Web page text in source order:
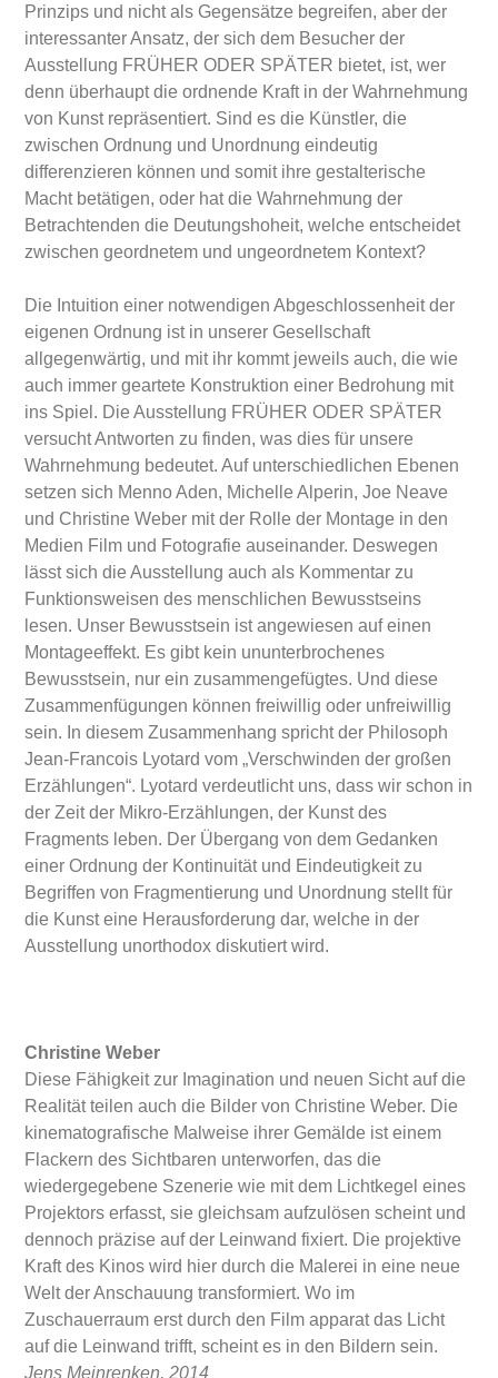
Prinzips und nicht als Gegensätze begreifen, aber der
interessanter Ansatz, der sich dem Besucher der
Ausstellung FRÜHER ODER SPÄTER bietet, ist, wer
denn überhaupt die ordnende Kraft in der Wahrnehmung
von Kunst repräsentiert. Sind es die Künstler, die
zwischen Ordnung und Unordnung eindeutig
differenzieren können und somit ihre gestalterische
Macht betätigen, oder hat die Wahrnehmung der
Betrachtenden die Deutungshoheit, welche entscheidet
zwischen geordnetem und ungeordnetem Kontext?
Die Intuition einer notwendigen Abgeschlossenheit der
eigenen Ordnung ist in unserer Gesellschaft
allgegenwärtig, und mit ihr kommt jeweils auch, die wie
auch immer geartete Konstruktion einer Bedrohung mit
ins Spiel. Die Ausstellung FRÜHER ODER SPÄTER
versucht Antworten zu finden, was dies für unsere
Wahrnehmung bedeutet. Auf unterschiedlichen Ebenen
setzen sich Menno Aden, Michelle Alperin, Joe Neave
und Christine Weber mit der Rolle der Montage in den
Medien Film und Fotografie auseinander. Deswegen
lässt sich die Ausstellung auch als Kommentar zu
Funktionsweisen des menschlichen Bewusstseins
lesen. Unser Bewusstsein ist angewiesen auf einen
Montageeffekt. Es gibt kein ununterbrochenes
Bewusstsein, nur ein zusammengefügtes. Und diese
Zusammenfügungen können freiwillig oder unfreiwillig
sein. In diesem Zusammenhang spricht der Philosoph
Jean-Francois Lyotard vom „Verschwinden der großen
Erzählungen“. Lyotard verdeutlicht uns, dass wir schon in
der Zeit der Mikro-Erzählungen, der Kunst des
Fragments leben. Der Übergang von dem Gedanken
einer Ordnung der Kontinuität und Eindeutigkeit zu
Begriffen von Fragmentierung und Unordnung stellt für
die Kunst eine Herausforderung dar, welche in der
Ausstellung unorthodox diskutiert wird.
Christine Weber
Diese Fähigkeit zur Imagination und neuen Sicht auf die
Realität teilen auch die Bilder von Christine Weber. Die
kinemato­grafische Malweise ihrer Gemälde ist einem
Flackern des Sichtbaren unter­worfen, das die
wiedergegebene Szenerie wie mit dem Lichtkegel eines
Projektors erfasst, sie gleichsam aufzulösen scheint und
dennoch präzise auf der Leinwand fixiert. Die projektive
Kraft des Kinos wird hier durch die Malerei in eine neue
Welt der Anschauung transformiert. Wo im
Zuschauerraum erst durch den Film apparat das Licht
auf die Leinwand trifft, scheint es in den Bildern sein.
Jens Meinrenken, 2014